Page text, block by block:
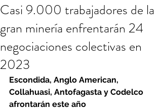
Casi 9.000 trabajadores de la
gran minería enfrentarán 24
negociaciones colectivas en
2023
Escondida, Anglo American,
Collahuasi, Antofagasta y Codelco
afrontarán este año